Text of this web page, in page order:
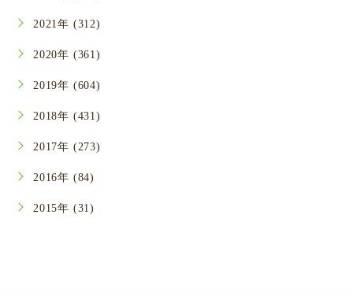
2021年 (312)
2020年 (361)
2019年 (604)
2018年 (431)
2017年 (273)
2016年 (84)
2015年 (31)